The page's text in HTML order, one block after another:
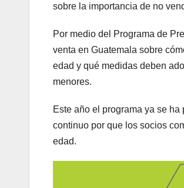
sobre la importancia de no
Por medio del Programa de
venta en Guatemala sobre
edad y qué medidas deben
menores.
Este año el programa ya se
continuo por que los socios
edad.